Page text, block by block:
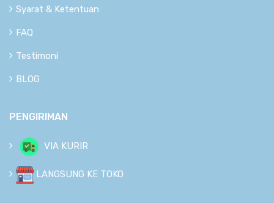
Syarat & Ketentuan
FAQ
Testimoni
BLOG
PENGIRIMAN
VIA KURIR
LANGSUNG KE TOKO